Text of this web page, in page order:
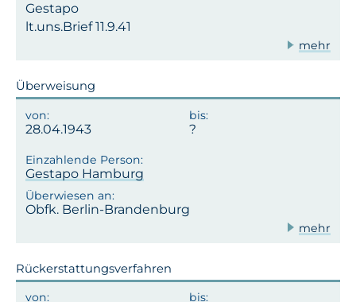
Gestapo
lt.uns.Brief 11.9.41
mehr
Überweisung
28.04.1943
Gestapo Hamburg
Obfk. Berlin-Brandenburg
mehr
Rückerstattungsverfahren